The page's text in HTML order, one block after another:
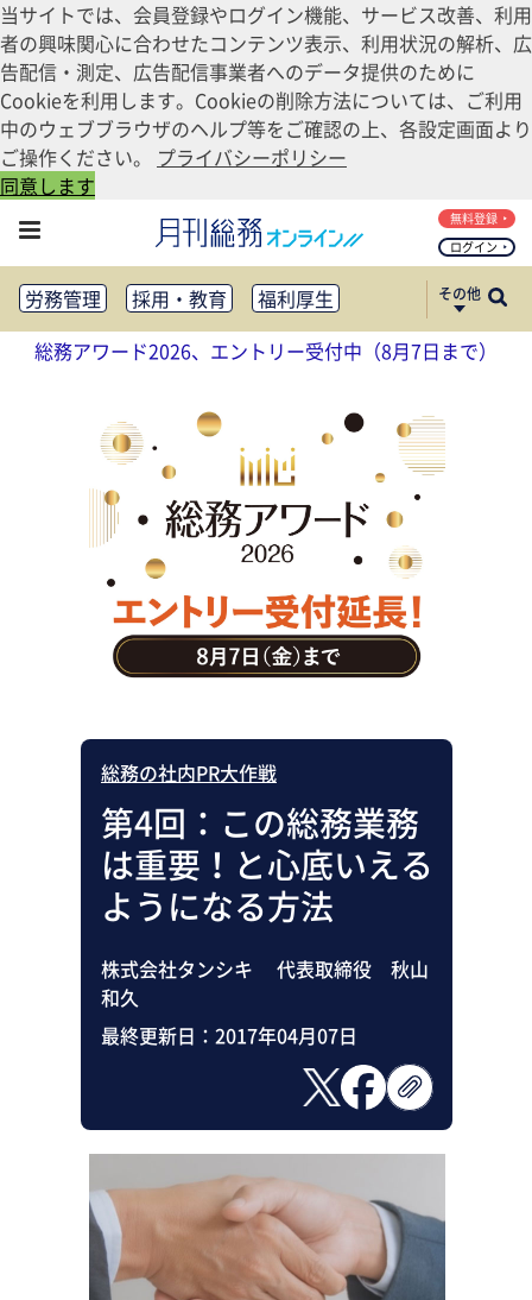
当サイトでは、会員登録やログイン機能、サービス改善、利用
者の興味関心に合わせたコンテンツ表示、利用状況の解析、広
告配信・測定、広告配信事業者へのデータ提供のために
Cookieを利用します。Cookieの削除方法については、ご利用
中のウェブブラウザのヘルプ等をご確認の上、各設定画面より
ご操作ください。 プライバシーポリシー
同意します
ログイン
無料登録
労務管理 採用・教育
福利厚生
健康経営
働き方改革
法務・コンプライアンス
リスクマネジメント・BCP
社外・社内広報
社外・社内コミュニケーション活性化
FM・オフィス移転
CSR・SDGs
テクノロジー活用・DX
助成金・補助金・コスト削減
アウトソーシング・BPO
調査・レポート
その他
総務アワード2026、エントリー受付中（8月7日まで）
総務の社内PR大作戦
第4回：この総務業務
は重要！と心底いえる
ようになる方法
株式会社タンシキ 代表取締役 秋山
和久
最終更新日： 2017年04月07日